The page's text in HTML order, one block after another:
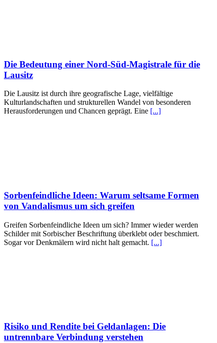
Die Bedeutung einer Nord‑Süd‑Magistrale für die
Lausitz
Die Lausitz ist durch ihre geografische Lage, vielfältige
Kulturlandschaften und strukturellen Wandel von besonderen
Herausforderungen und Chancen geprägt. Eine [...]
Sorbenfeindliche Ideen: Warum seltsame Formen
von Vandalismus um sich greifen
Greifen Sorbenfeindliche Ideen um sich? Immer wieder werden
Schilder mit Sorbischer Beschriftung überklebt oder beschmiert.
Sogar vor Denkmälern wird nicht halt gemacht. [...]
Risiko und Rendite bei Geldanlagen: Die
untrennbare Verbindung verstehen